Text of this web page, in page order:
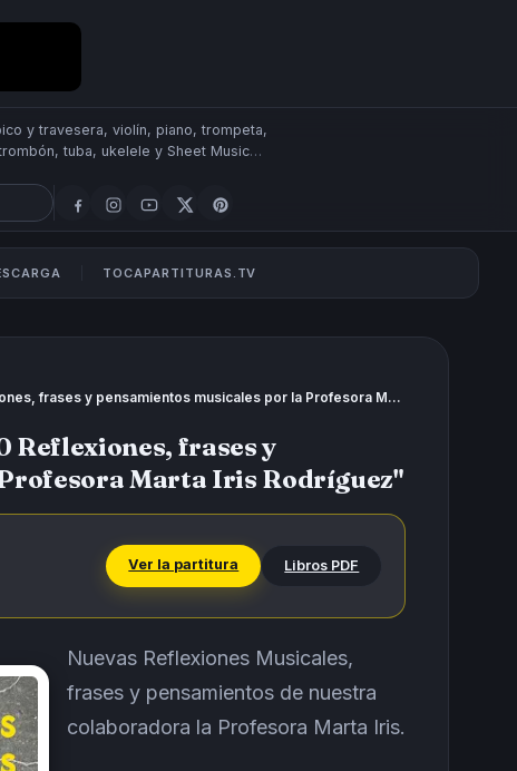
y travesera, violín, piano, trompeta,
tuba, ukelele y Sheet Music
TOCAPARTITURAS.TV
Reflexiones Musicales 21 - 30 "10 Reflexiones, frases y pensamientos musicales por la Profesora Marta Iris Rodríguez"
Reflexiones, frases y
Marta Iris Rodríguez"
Ver la partitura Libros PDF
Nuevas Reflexiones Musicales,
frases y pensamientos de nuestra
colaboradora la Profesora Marta Iris.